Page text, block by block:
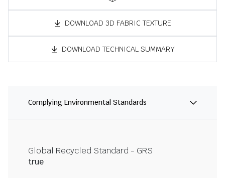
DOWNLOAD 3D FABRIC TEXTURE
DOWNLOAD TECHNICAL SUMMARY
Complying Environmental Standards
Global Recycled Standard - GRS
true